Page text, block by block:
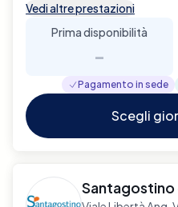
Vedi altre prestazioni
Prima disponibilità
-
Pagamento in sede
Scegli
Santagostino